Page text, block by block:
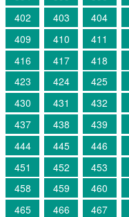
402
403 404
409
410 411
416
417 418
423
424 425
430
431 432
437
438 439
444
445 446
451
452 453
458
459 460
465
466 467